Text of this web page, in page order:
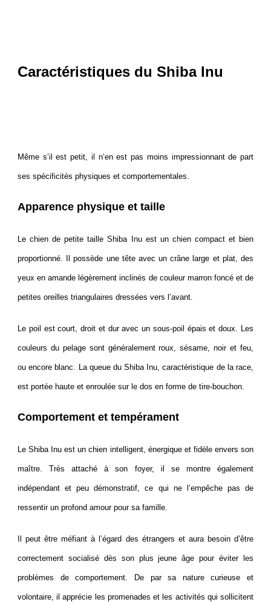
Caractéristiques du Shiba Inu
Même s’il est petit, il n’en est pas moins impressionnant de part
ses spécificités physiques et comportementales.
Apparence physique et taille
Le chien de petite taille Shiba Inu est un chien compact et bien
proportionné. Il possède une tête avec un crâne large et plat, des
yeux en amande légèrement inclinés de couleur marron foncé et de
petites oreilles triangulaires dressées vers l’avant.
Le poil est court, droit et dur avec un sous-poil épais et doux. Les
couleurs du pelage sont généralement roux, sésame, noir et feu,
ou encore blanc. La queue du Shiba Inu, caractéristique de la race,
est portée haute et enroulée sur le dos en forme de tire-bouchon.
Comportement et tempérament
Le Shiba Inu est un chien intelligent, énergique et fidèle envers son
maître. Très attaché à son foyer, il se montre également
indépendant et peu démonstratif, ce qui ne l’empêche pas de
ressentir un profond amour pour sa famille.
Il peut être méfiant à l’égard des étrangers et aura besoin d’être
correctement socialisé dès son plus jeune âge pour éviter les
problèmes de comportement. De par sa nature curieuse et
volontaire, il apprécie les promenades et les activités qui sollicitent